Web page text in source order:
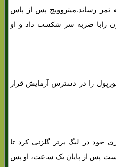
ثمر رساند.میتروویچ پس از پاس
رابا ضربه سر شکست داد و او
را در دسترس آزمایش قرار
خود در لیگ برتر گلزنی کرد تا
پس از پایان یک ساعت، او پس